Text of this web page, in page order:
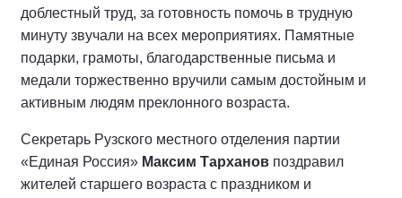
доблестный труд, за готовность помочь в трудную
минуту звучали на всех мероприятиях. Памятные
подарки, грамоты, благодарственные письма и
медали торжественно вручили самым достойным и
активным людям преклонного возраста.
Секретарь Рузского местного отделения партии
«Единая Россия» Максим Тарханов поздравил
жителей старшего возраста с праздником и